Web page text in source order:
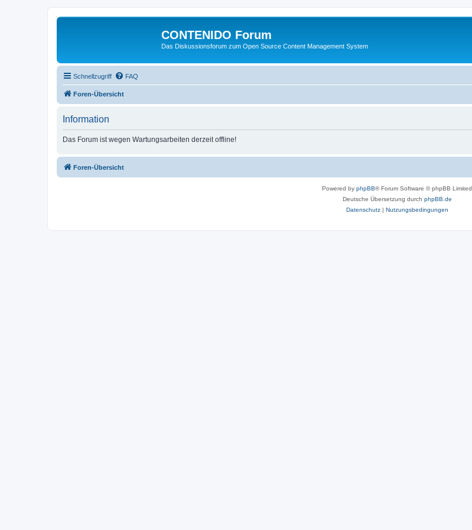
CONTENIDO Forum
Das Diskussionsforum zum Open Source Content Management System
Schnellzugriff FAQ
Foren-Übersicht
Information
Das Forum ist wegen Wartungsarbeiten derzeit offline!
Foren-Übersicht
Powered by phpBB® Forum Software © phpBB Limited
Deutsche Übersetzung durch phpBB.de
Datenschutz| Nutzungsbedingungen